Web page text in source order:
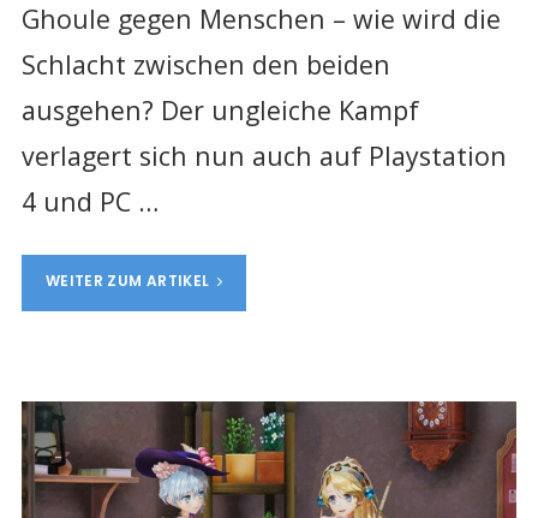
Ghoule gegen Menschen – wie wird die
Schlacht zwischen den beiden
ausgehen? Der ungleiche Kampf
verlagert sich nun auch auf Playstation
4 und PC …
WEITER ZUM ARTIKEL